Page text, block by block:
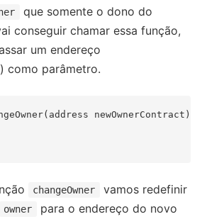
que somente o dono do
conseguir chamar essa função,
um endereço
) como parâmetro.
newOwnerContract)
changeOwner
vamos redefinir
owner
para o endereço do novo